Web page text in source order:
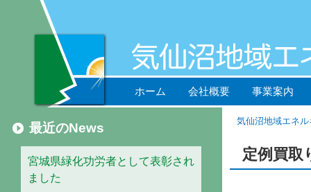
ホーム 会社概要 事業案内
気仙沼地域エネ
定例買取
最近のNews
宮城県緑化功労者として表彰され
ました